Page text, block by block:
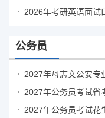
2026年考研英语面试
公务员
2027年母志文公安专
2027年公务员考试省
2027年公务员考试花